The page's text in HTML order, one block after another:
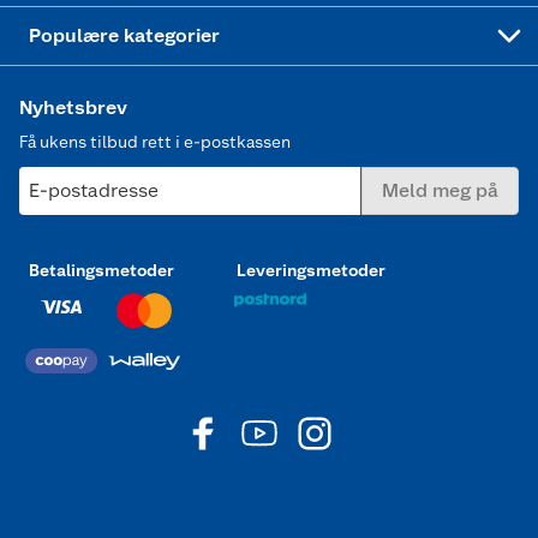
Populære kategorier
Nyhetsbrev
Få ukens tilbud rett i e-postkassen
E-postadresse Meld meg på
Betalingsmetoder Leveringsmetoder